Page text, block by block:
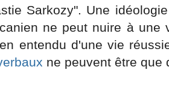
Sarkozy". Une
ne peut nuire à une
entendu d'une vie
ne peuvent être que